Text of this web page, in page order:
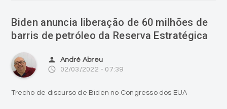
Biden anuncia liberação de 60 milhões de
barris de petróleo da Reserva Estratégica
person André Abreu
access_time 02/03/2022 - 07:39
Trecho de discurso de Biden no Congresso dos EUA